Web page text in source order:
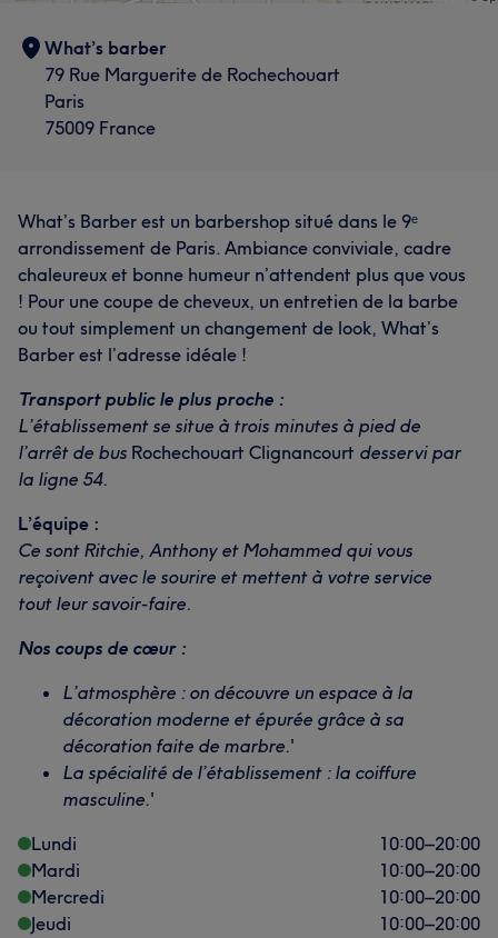
What’s barber
79 Rue Marguerite de Rochechouart
Paris
75009 France
What’s Barber est un barbershop situé dans le 9ᵉ
arrondissement de Paris. Ambiance conviviale, cadre
chaleureux et bonne humeur n’attendent plus que vous
! Pour une coupe de cheveux, un entretien de la barbe
ou tout simplement un changement de look, What’s
Barber est l’adresse idéale !
Transport public le plus proche :
L’établissement se situe à trois minutes à pied de
l’arrêt de bus Rochechouart Clignancourt desservi par
la ligne 54.
L’équipe :
Ce sont Ritchie, Anthony et Mohammed qui vous
reçoivent avec le sourire et mettent à votre service
tout leur savoir-faire.
Nos coups de cœur :
L’atmosphère : on découvre un espace à la
décoration moderne et épurée grâce à sa
décoration faite de marbre.'
La spécialité de l’établissement : la coiffure
masculine.'
Lundi
10:00–20:00
Mardi
10:00–20:00
Mercredi
10:00–20:00
Jeudi
10:00–20:00